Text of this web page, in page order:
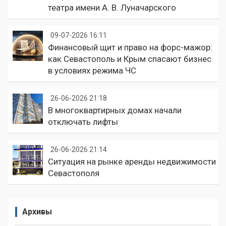
театра имени А. В. Луначарского
09-07-2026 16:11
Финансовый щит и право на форс-мажор:
как Севастополь и Крым спасают бизнес
в условиях режима ЧС
26-06-2026 21:18
В многоквартирных домах начали
отключать лифты
26-06-2026 21:14
Ситуация на рынке аренды недвижимости
Севастополя
Архивы